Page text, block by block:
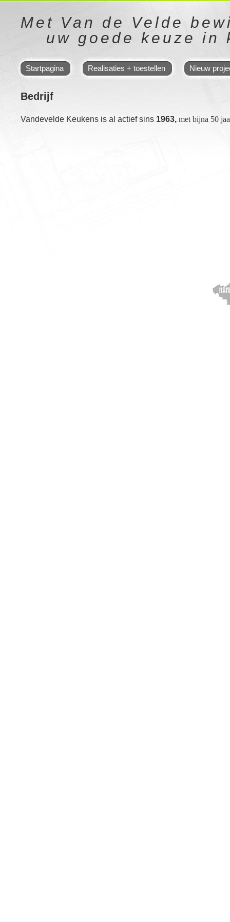
Met Van de Velde
uw goede keuze in
Startpagina Realisaties + toestellen Nieuw
Bedrijf
Vandevelde Keukens is al actief sins 1963, met bijna 50